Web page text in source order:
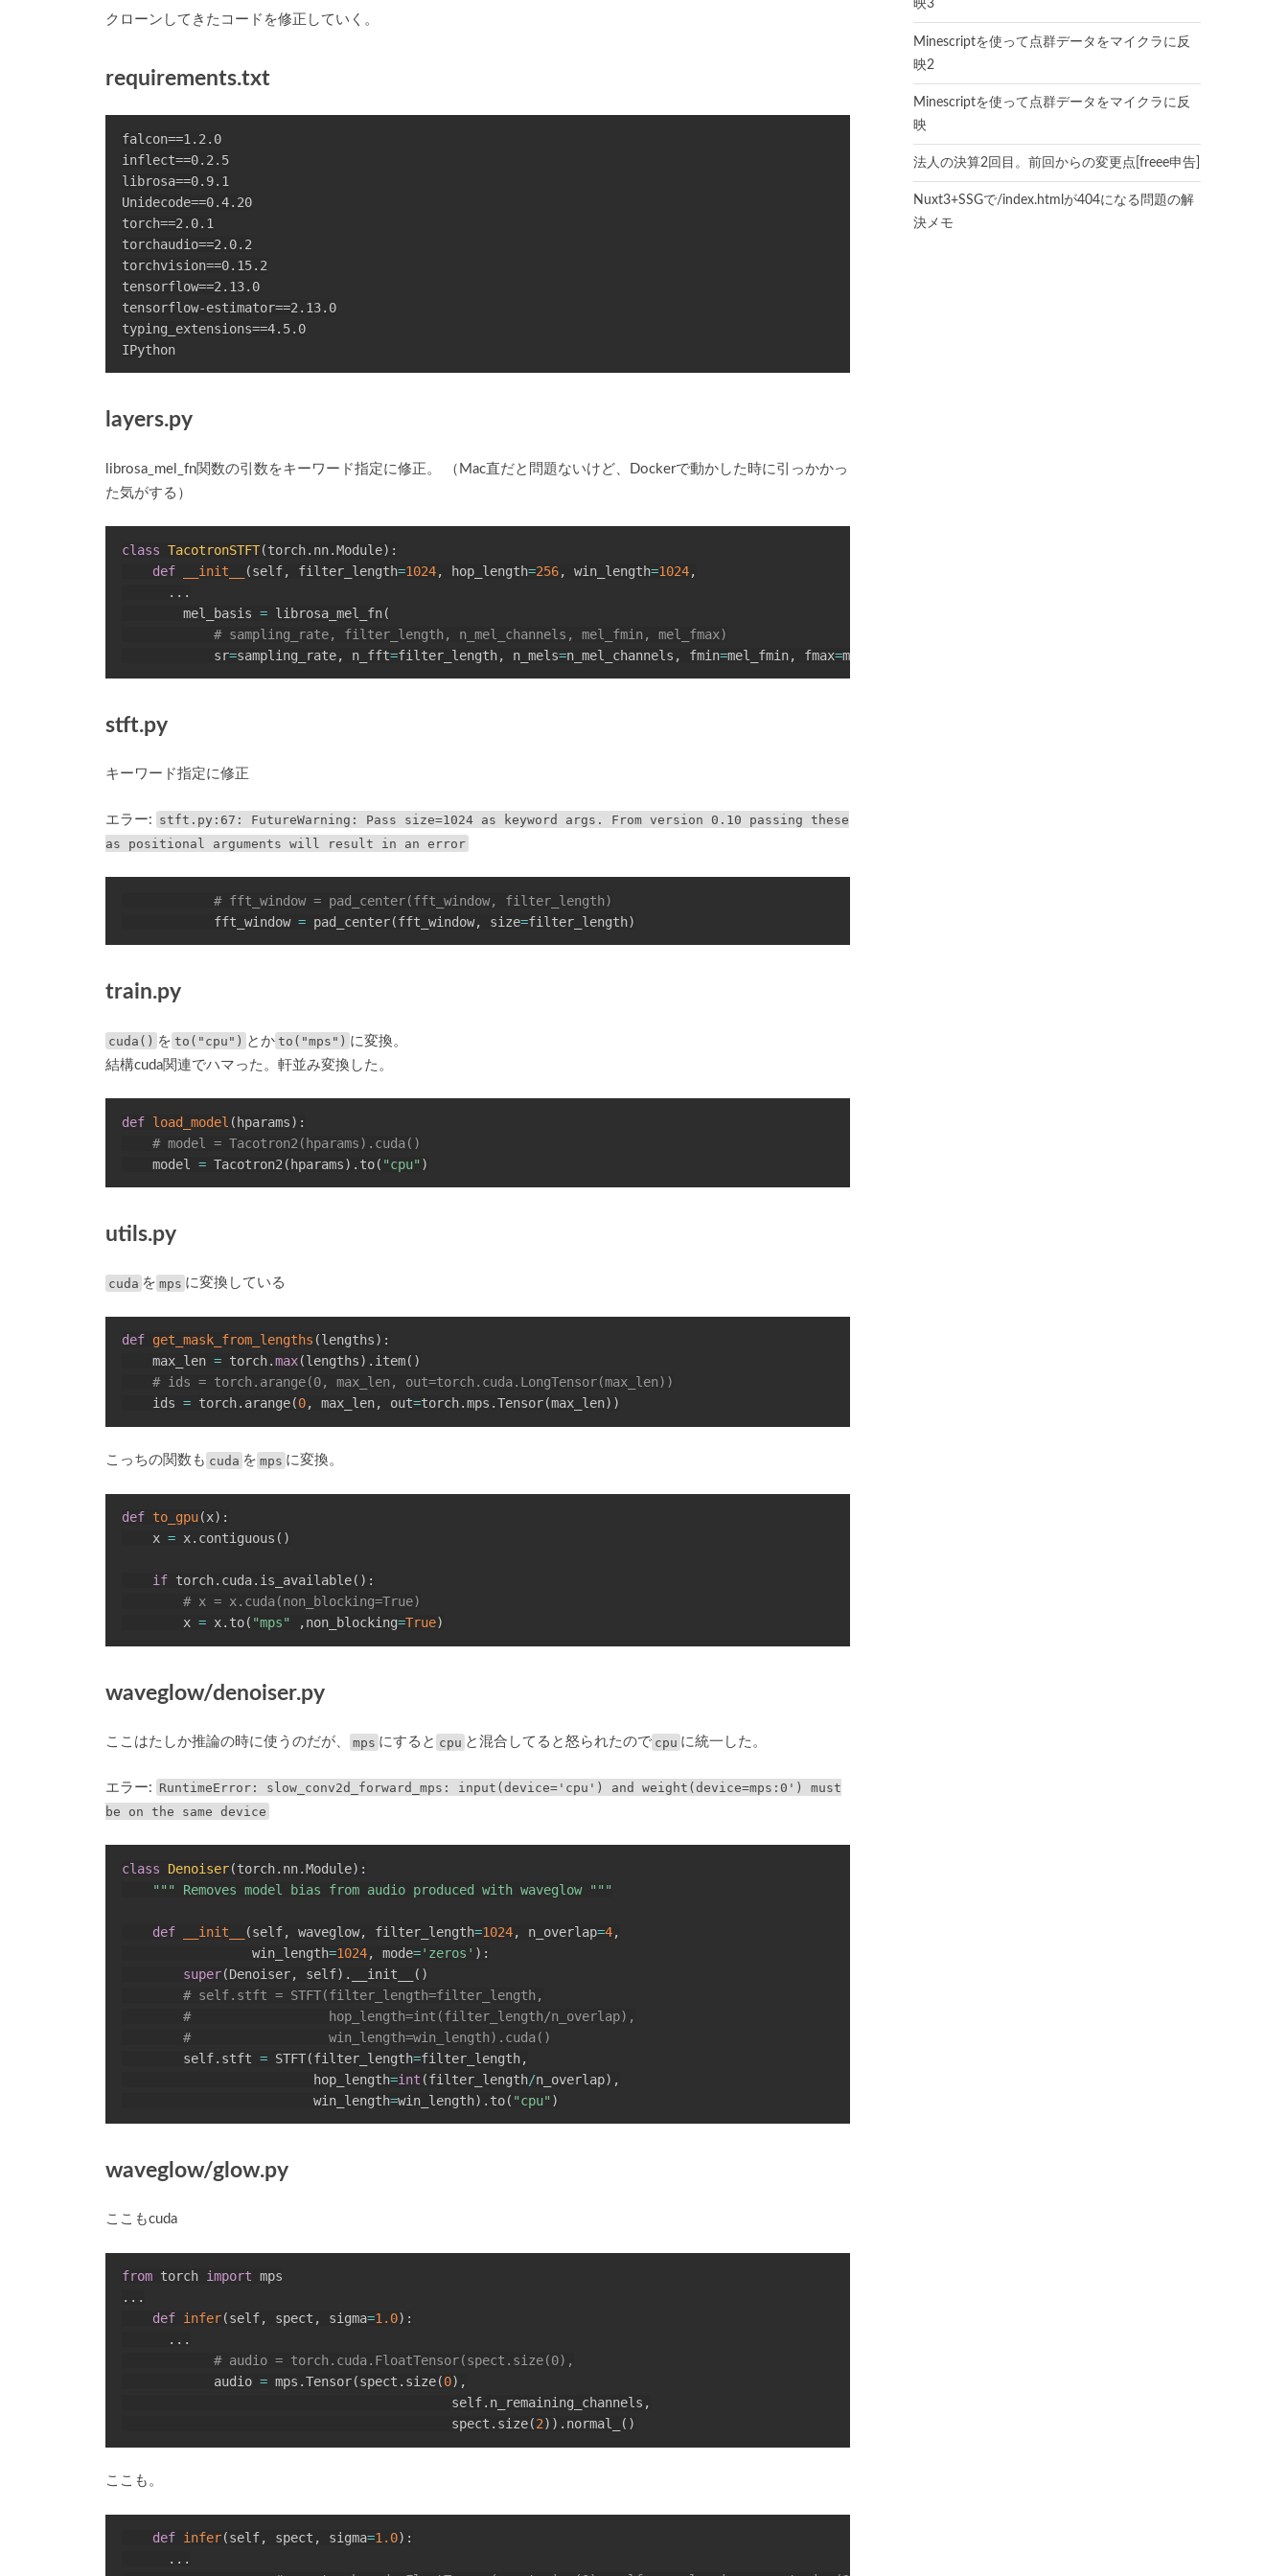
クローンしてきたコードを修正していく。
requirements.txt
falcon==1.2.0
inflect==0.2.5
librosa==0.9.1
Unidecode==0.4.20
torch==2.0.1
torchaudio==2.0.2
torchvision==0.15.2
tensorflow==2.13.0
tensorflow-estimator==2.13.0
typing_extensions==4.5.0
layers.py
librosa_mel_fn関数の引数をキーワード指定に修正。 （Mac直だと問題ないけど、Dockerで動かした時に引っかかっ
た気がする）
class TacotronSTFT(torch. nn.Module) :
def
__init__ (self, filter_length=1024, hop_length=256, win_length=1024,
. . .
        mel_basis
= librosa_mel_fn(
# sampling_rate, filter_length, n_mel_channels, mel_fmin, mel_fmax)
            sr
=sampling_rate, n_fft=filter_length, n_mels=n_mel_channels , fmin=mel_fmin, fmax=mel_fmax
stft.py
キーワード指定に修正
エラー: stft.py:67: FutureWarning: Pass size=1024 as keyword args. From version 0.10 passing these
as positional arguments will result in an error
# fft_window = pad_center(fft_window, filter_length)
            fft_window
= pad_center(fft_window, size=filter_length)
train.py
cuda() を to("cpu") とか to("mps") に変換。
結構cuda関連でハマった。軒並み変換した。
def load_model (hparams) :
# model = Tacotron2(hparams).cuda()
    model
= Tacotron2 (hparams) . to( "cpu" )
utils.py
cuda を mps に変換している
def get_mask_from_lengths (lengths) :
    max_len
= torch.max(lengths) . item( )
# ids = torch.arange(0, max_len, out=torch.cuda.LongTensor(max_len))
    ids
= torch. arange(0, max_len, out=torch.mps .Tensor(max_len) )
こっちの関数も cuda を mps に変換。
def to_gpu(x) :
    x
= x. contiguous ( )
if torch. cuda. is_available( ) :
# x = x.cuda(non_blocking=True)
        x
= x. to( "mps" ,non_blocking=True)
waveglow/denoiser.py
ここはたしか推論の時に使うのだが、 mps にすると cpu と混合してると怒られたので cpu に統一した。
エラー: RuntimeError: slow_conv2d_forward_mps: input(device='cpu') and weight(device=mps:0') must
be on the same device
class Denoiser(torch. nn.Module) :
""" Removes model bias from audio produced with waveglow """
def __init__ (self, waveglow, filter_length=1024, n_overlap=4,
                 win_length
=1024, mode='zeros' ) :
super(Denoiser, self) . __init__ ( )
# self.stft = STFT(filter_length=filter_length,
#                  hop_length=int(filter_length/n_overlap),
#                  win_length=win_length).cuda()
        self
. stft = STFT(filter_length=filter_length,
                         hop_length
=int (filter_length/n_overlap) ,
                         win_length
=win_length) . to( "cpu" )
waveglow/glow.py
ここもcuda
from torch import
. . .
def infer(self, spect , sigma=1.0) :
. . .
# audio = torch.cuda.FloatTensor(spect.size(0),
            audio
= mps .Tensor(spect . size(0) ,
                                           self
. n_remaining_channels ,
                                           spect
. size(2) ) . normal_ ( )
ここも。
def infer(self, spect , sigma=1.0) :
. . .
映3
Minescriptを使って点群データをマイクラに反
映2
Minescriptを使って点群データをマイクラに反
映
法人の決算2回目。前回からの変更点[freee申告]
Nuxt3+SSGで/index.htmlが404になる問題の解
決メモ